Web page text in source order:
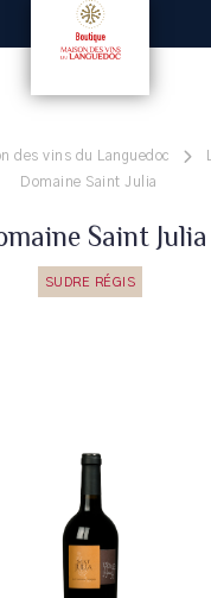
des vins du Languedoc
Domaine Saint Julia
Saint Julia
SUDRE RÉGIS